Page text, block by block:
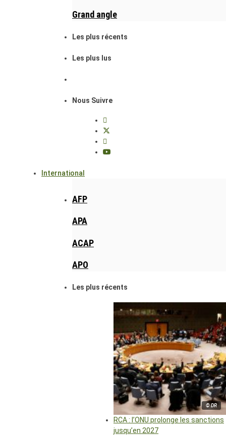
Grand angle
Les plus récents
Les plus lus
Nous Suivre
International
AFP
APA
ACAP
APO
Les plus récents
© DR
RCA : l’ONU prolonge les sanctions
jusqu’en 2027